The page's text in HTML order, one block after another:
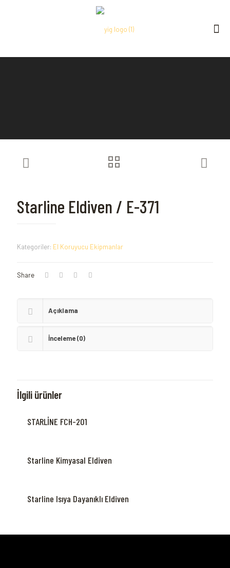
Starline Eldiven / E-371
Kategoriler: El Koruyucu Ekipmanlar
Share
Açıklama
İnceleme (0)
İlgili ürünler
STARLİNE FCH-201
Starline Kimyasal Eldiven
Starline Isıya Dayanıklı Eldiven